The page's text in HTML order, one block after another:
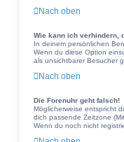
Nach oben
Wie kann ich verhindern,
In deinem persönlichen
Wenn du diese Option
als unsichtbarer Besucher
Nach oben
Die Forenuhr geht falsch!
Möglicherweise entspricht
dich passende Zeitzone
Wenn du noch nicht